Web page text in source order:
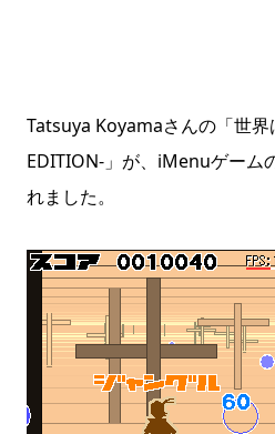
Tatsuya Koyamaさんの「世界
EDITION-」が、iMenuゲーム
れました。